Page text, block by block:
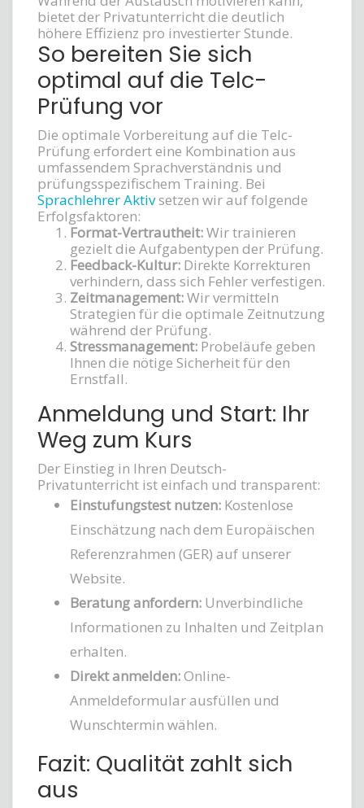
bietet der Privatunterricht die deutlich
höhere Effizienz pro investierter Stunde.
So bereiten Sie sich
optimal auf die Telc-
Prüfung vor
Die optimale Vorbereitung auf die Telc-
Prüfung erfordert eine Kombination aus
umfassendem Sprachverständnis und
prüfungsspezifischem Training. Bei
Sprachlehrer Aktivsetzen wir auf folgende
Erfolgsfaktoren:
Format-Vertrautheit:Wir trainieren
gezielt die Aufgabentypen der Prüfung.
Feedback-Kultur:Direkte Korrekturen
verhindern, dass sich Fehler verfestigen.
Zeitmanagement:Wir vermitteln
Strategien für die optimale Zeitnutzung
während der Prüfung.
Stressmanagement:Probeläufe geben
Ihnen die nötige Sicherheit für den
Ernstfall.
Anmeldung und Start: Ihr
Weg zum Kurs
Der Einstieg in Ihren Deutsch-
Privatunterricht ist einfach und transparent:
Einstufungstest nutzen:Kostenlose
Einschätzung nach dem Europäischen
Referenzrahmen (GER) auf unserer
Website.
Beratung anfordern:Unverbindliche
Informationen zu Inhalten und Zeitplan
erhalten.
Direkt anmelden:Online-
Anmeldeformular ausfüllen und
Wunschtermin wählen.
Fazit: Qualität zahlt sich
aus